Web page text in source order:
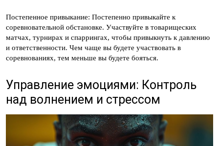
Постепенное привыкание: Постепенно привыкайте к
соревновательной обстановке. Участвуйте в товарищеских
матчах, турнирах и спаррингах, чтобы привыкнуть к давлению
и ответственности. Чем чаще вы будете участвовать в
соревнованиях, тем меньше вы будете бояться.
Управление эмоциями: Контроль
над волнением и стрессом